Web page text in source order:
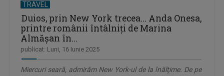
TRAVEL
Duios, prin New York trecea... Anda Onesa,
printre românii întâlniţi de Marina
Almăşan în...
publicat: Luni, 16 Iunie 2025
Miercuri seară, admirăm New York-ul de la înălţime. De pe